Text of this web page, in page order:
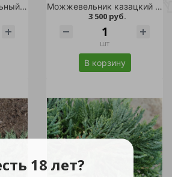
18 лет?
Можжевельник скальный Мунглоу С2 1шт/Juniperus scopulorum Moonglow Можжевельник казацкий Тамарисцифолия С7,5 25-30 1ш/Juniperus sabina Tamariscifolia
3 500 руб.
шт
В корзину